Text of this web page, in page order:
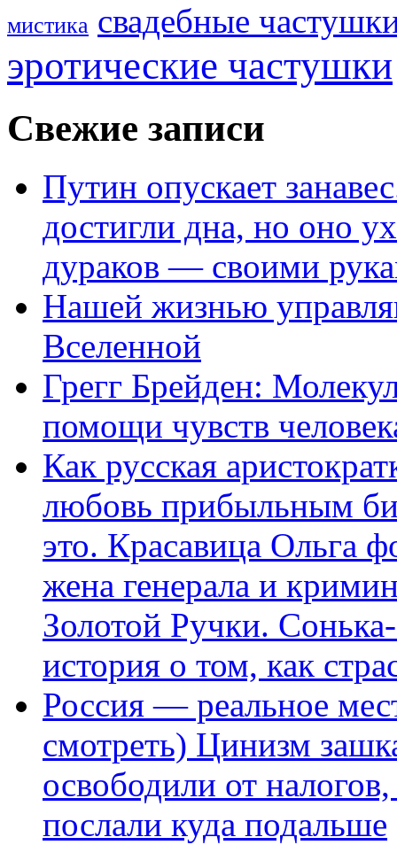
мистика свадебные
эротические частушки
Свежие записи
Путин опускает
достигли дна, но оно
дураков — своими
Нашей жизнью
Вселенной
Грегг Брейден:
помощи чувств
Как русская
любовь прибыльным
это. Красавица Ольга
жена генерала и
Золотой Ручки.
история о том, как
Россия — реальное
смотреть) Цинизм
освободили от
послали куда подальше